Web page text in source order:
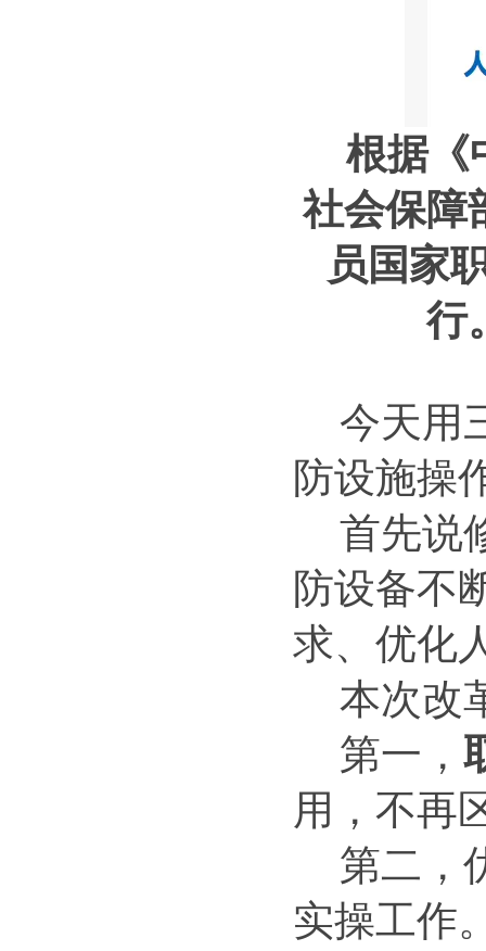
根据《
社会保障
员国家
行
今天用
防设施操
首先说
防设备不
求、优化
本次改
第一，
用，不再
第二，
实操工作